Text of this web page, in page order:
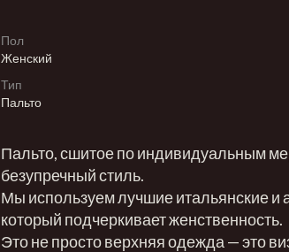
Пол
Женский
Тип
Пальто
Пальто, сшитое по индивидуальным
безупречный стиль.
Мы используем лучшие итальянские и
который подчеркивает женственность.
Это не просто верхняя одежда — это